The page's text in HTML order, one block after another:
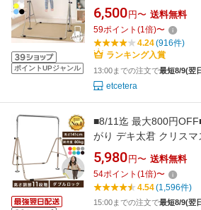
ポイントUPジャンル
ランコ 屋内 屋外 遊具
ら下がり キッズ 折りた
大型遊具 特訓 運動 鉄
心 こども 幼稚園 子供用
6,500 円〜 送料無料
59ポイント (1倍)〜
4.24(916件)
ランキング入賞
13:00までの注文で最短8/9(翌
etcetera
■8/11迄 最大800円
がり デキ太君 クリス
ッズ 室内 ぶらさがり
体操 低学年 運動 折り
り 小学生 滑り台 ブラ
5,980 円〜 送料無料
54ポイント (1倍)〜
4.54(1,596件)
15:00までの注文で最短8/9(翌